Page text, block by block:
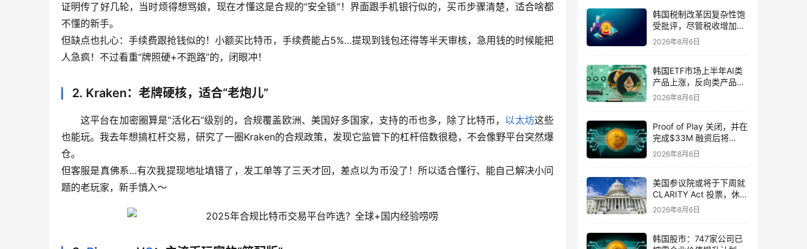
证明传了好几轮，当时烦得想骂娘，现在才懂这是合规的“安全锁”！界面跟手机银行似的，买币步骤清楚，适合啥都
不懂的新手。
但缺点也扎心：手续费跟抢钱似的！小额买比特币，手续费能占5%…提现到钱包还得等半天审核，急用钱的时候能把
人急疯！不过看重“牌照硬+不跑路”的，闭眼冲！
2. Kraken：老牌硬核，适合“老炮儿”
这平台在加密圈算是“活化石”级别的，合规覆盖欧洲、美国好多国家，支持的币也多，除了比特币， 以太坊这些
也能玩。我去年想搞杠杆交易，研究了一圈Kraken的合规政策，发现它监管下的杠杆倍数很稳，不会像野平台突然爆
仓。
但客服是真佛系…有次我提现地址填错了，发工单等了三天才回，差点以为币没了！所以适合懂行、能自己解决小问
题的老玩家，新手慎入～
韩国税制改革因复杂性饱
受批评，尽管税收增加了
45 万亿韩元
2026年8月6日
韩国ETF市场上半年AI类
产品上涨，反向类产品下
跌
2026年8月6日
Proof of Play 关闭，并在
完成$33M 融资后将
Pirate Nation 开源
2026年8月6日
美国参议院或将于下周就
CLARITY Act 投票，休会
延期迫在眉睫
2026年8月6日
韩国股市：747家公司已